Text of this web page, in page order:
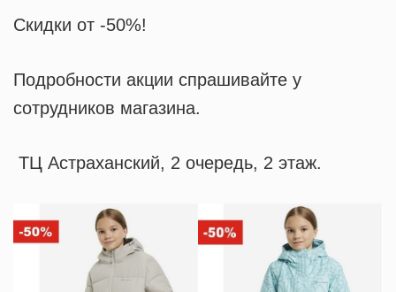
Скидки от -50%!
Подробности акции спрашивайте у
сотрудников магазина.
ТЦ Астраханский, 2 очередь, 2 этаж.